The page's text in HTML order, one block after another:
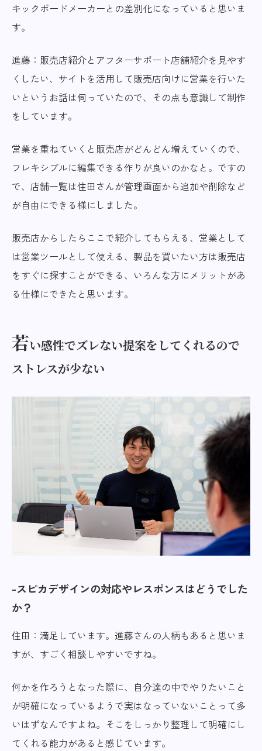
キックボードメーカーとの差別化になっていると思いま
す。
進藤：販売店紹介とアフターサポート店舗紹介を見やす
くしたい、サイトを活用して販売店向けに営業を行いた
いというお話は伺っていたので、その点も意識して制作
をしています。
営業を重ねていくと販売店がどんどん増えていくので、
フレキシブルに編集できる作りが良いのかなと。ですの
で、店舗一覧は住田さんが管理画面から追加や削除など
が自由にできる様にしました。
販売店からしたらここで紹介してもらえる、営業として
は営業ツールとして使える、製品を買いたい方は販売店
をすぐに探すことができる、いろんな方にメリットがあ
る仕様にできたと思います。
若い感性でズレない提案をしてくれるので
ストレスが少ない
スピカデザインの対応やレスポンスはどうでした
か？
住田：満足しています。進藤さんの人柄もあると思いま
すが、すごく相談しやすいですね。
何かを作ろうとなった際に、自分達の中でやりたいこと
が明確になっているようで実はなっていないことって多
いはずなんですよね。そこをしっかり整理して明確にし
てくれる能力があると感じています。